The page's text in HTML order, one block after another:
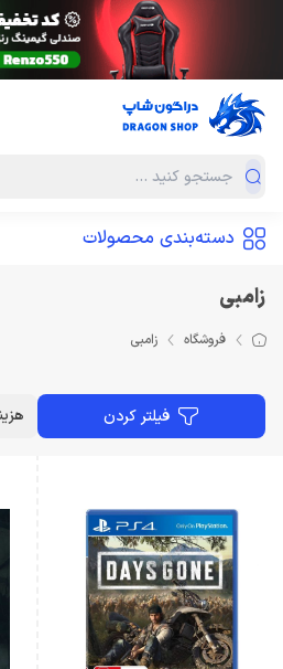
دسته‌بندی محصولات
زامبی
فروشگاه زامبی
فیلتر کردن